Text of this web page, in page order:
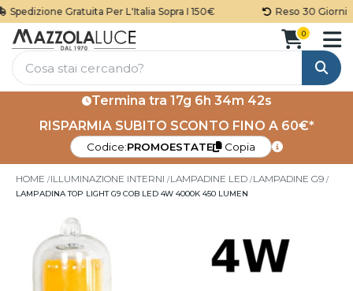
Spedizione Gratuita Per L'Italia Sopra I 150€ Reso 30 Giorni
Cerca
0
Termina tra 17g 6h 34m 42s
RISPARMIA SUBITO SCONTO FINO A 60€*
Codice:PROMOESTATE Copia
HOME ILLUMINAZIONE INTERNI LAMPADINE LED LAMPADINE G9
LAMPADINA TOP LIGHT G9 COB LED 4W 4000K 450 LUMEN